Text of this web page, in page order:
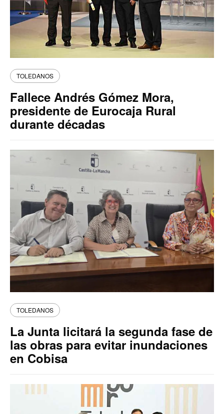
TOLEDANOS
Fallece Andrés Gómez Mora,
presidente de Eurocaja Rural
durante décadas
TOLEDANOS
La Junta licitará la segunda fase de
las obras para evitar inundaciones
en Cobisa